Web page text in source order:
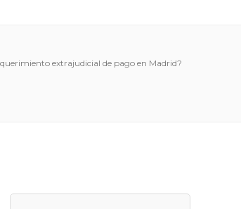
extrajudicial de pago en Madrid?